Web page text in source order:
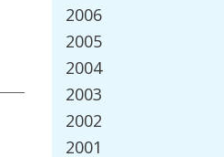
2006
2005
2004
2003
2002
2001